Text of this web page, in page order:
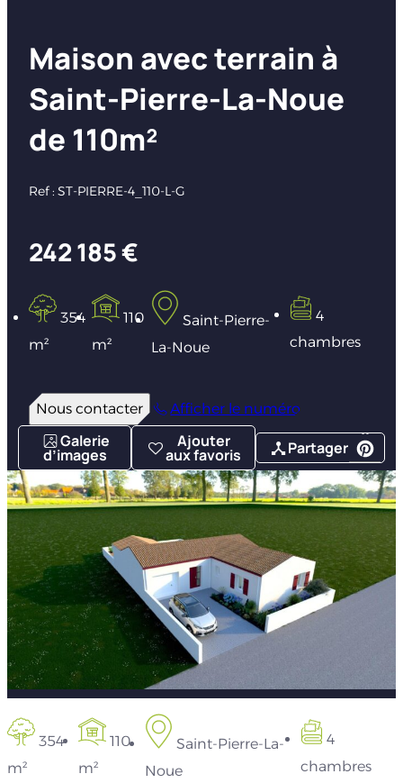
Maison avec terrain à
Saint-Pierre-La-Noue
de 110m²
Ref : ST-PIERRE-4_110-L-G
242 185 €
354
m²
110
m²
Saint-Pierre-
La-Noue
4
chambres
Nous contacter Afficher le numéro
Galerie
d’images
Ajouter
aux favoris Partager
354
m²
110
m²
Saint-Pierre-La-
Noue
4
chambres